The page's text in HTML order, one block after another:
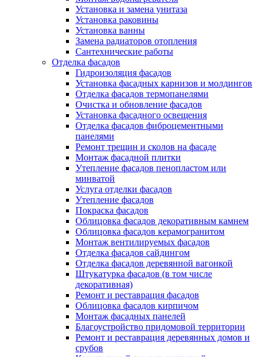
Установка и замена унитаза
Установка раковины
Установка ванны
Замена радиаторов отопления
Сантехнические работы
Отделка фасадов
Гидроизоляция фасадов
Установка фасадных карнизов и молдингов
Отделка фасадов термопанелями
Очистка и обновление фасадов
Установка фасадного освещения
Отделка фасадов фиброцементными
панелями
Ремонт трещин и сколов на фасаде
Монтаж фасадной плитки
Утепление фасадов пенопластом или
минватой
Услуга отделки фасадов
Утепление фасадов
Покраска фасадов
Облицовка фасадов декоративным камнем
Облицовка фасадов керамогранитом
Монтаж вентилируемых фасадов
Отделка фасадов сайдингом
Отделка фасадов деревянной вагонкой
Штукатурка фасадов (в том числе
декоративная)
Ремонт и реставрация фасадов
Облицовка фасадов кирпичом
Монтаж фасадных панелей
Благоустройство придомовой территории
Ремонт и реставрация деревянных домов и
срубов